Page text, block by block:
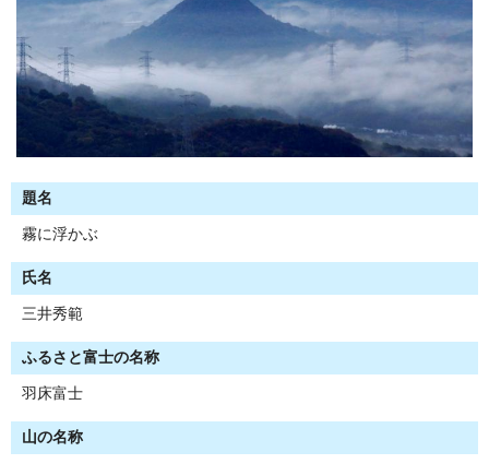
題名
霧に浮かぶ
氏名
三井秀範
ふるさと富士の名称
羽床富士
山の名称